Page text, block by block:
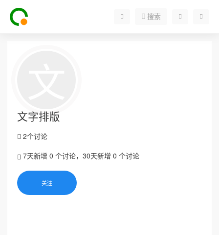
搜索
文字排版
2个讨论
7天新增 0 个讨论，30天新增 0 个讨论
关注